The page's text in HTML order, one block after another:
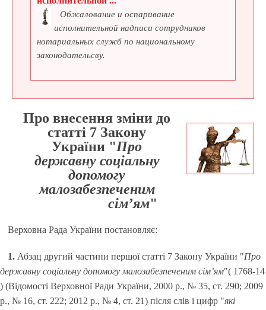
Обжалование и оспаривание
исполнительной надписи сотрудников
нотариальных служб по национальному
законодательсву.
Про внесення зміни до
статті 7 Закону
України "Про
державну соціальну
допомогу
малозабезпеченим
сім’ям"
Верховна Рада України постановляє:
1. Абзац другий частини першої статті 7 Закону України "Про
державну соціальну допомогу малозабезпеченим сім’ям"( 1768-14
) (Відомості Верховної Ради України, 2000 р., № 35, ст. 290; 2009
р., № 16, ст. 222; 2012 р., № 4, ст. 21) після слів і цифр "які